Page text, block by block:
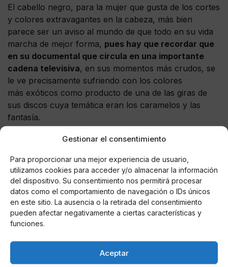
Gestionar el consentimiento
Para proporcionar una mejor experiencia de usuario,
utilizamos cookies para acceder y/o almacenar la información
del dispositivo. Su consentimiento nos permitirá procesar
datos como el comportamiento de navegación o IDs únicos
en este sitio. La ausencia o la retirada del consentimiento
pueden afectar negativamente a ciertas características y
funciones.
Aceptar
El cabello negro, para la mujer que gusta de los cortes
y colores extravagantes en la cabeza, más bien
parece ser un aviso al mundo de que todo en su vida
marcha de mejor forma, pues hay que recordar que
en su documental que circula en una importante
cadena televisiva, en sus momentos más crudos, se
le ve precisamente sufriendo con los colores
más exóticos como producto de una de las giras de
sus discos cuya temática eran los caramelos y las
fantasía.
Al mismo tiempo, hubo otra buena parte de
oportunidad de señalar que a pesar de ser una de
las mujeres más hermosas de la industria de la
música,estamos hablando también de una talentosa
mujer de la música que se encuentra entre las más
reproducidas en YouTube, ocupando el 5to sitio con
poco menos de
apenas mayor que ella con más de 150 billones de
espectadores. Otros nombres son Taylor Swift,